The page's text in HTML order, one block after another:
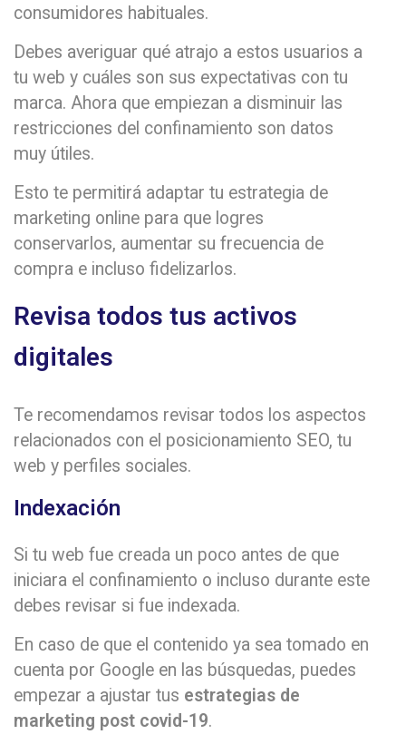
consumidores habituales.
Debes averiguar qué atrajo a estos usuarios a
tu web y cuáles son sus expectativas con tu
marca. Ahora que empiezan a disminuir las
restricciones del confinamiento son datos
muy útiles.
Esto te permitirá adaptar tu estrategia de
marketing online para que logres
conservarlos, aumentar su frecuencia de
compra e incluso fidelizarlos.
Revisa todos tus activos
digitales
Te recomendamos revisar todos los aspectos
relacionados con el posicionamiento SEO, tu
web y perfiles sociales.
Indexación
Si tu web fue creada un poco antes de que
iniciara el confinamiento o incluso durante este
debes revisar si fue indexada.
En caso de que el contenido ya sea tomado en
cuenta por Google en las búsquedas, puedes
empezar a ajustar tus estrategias de
marketing post covid-19.